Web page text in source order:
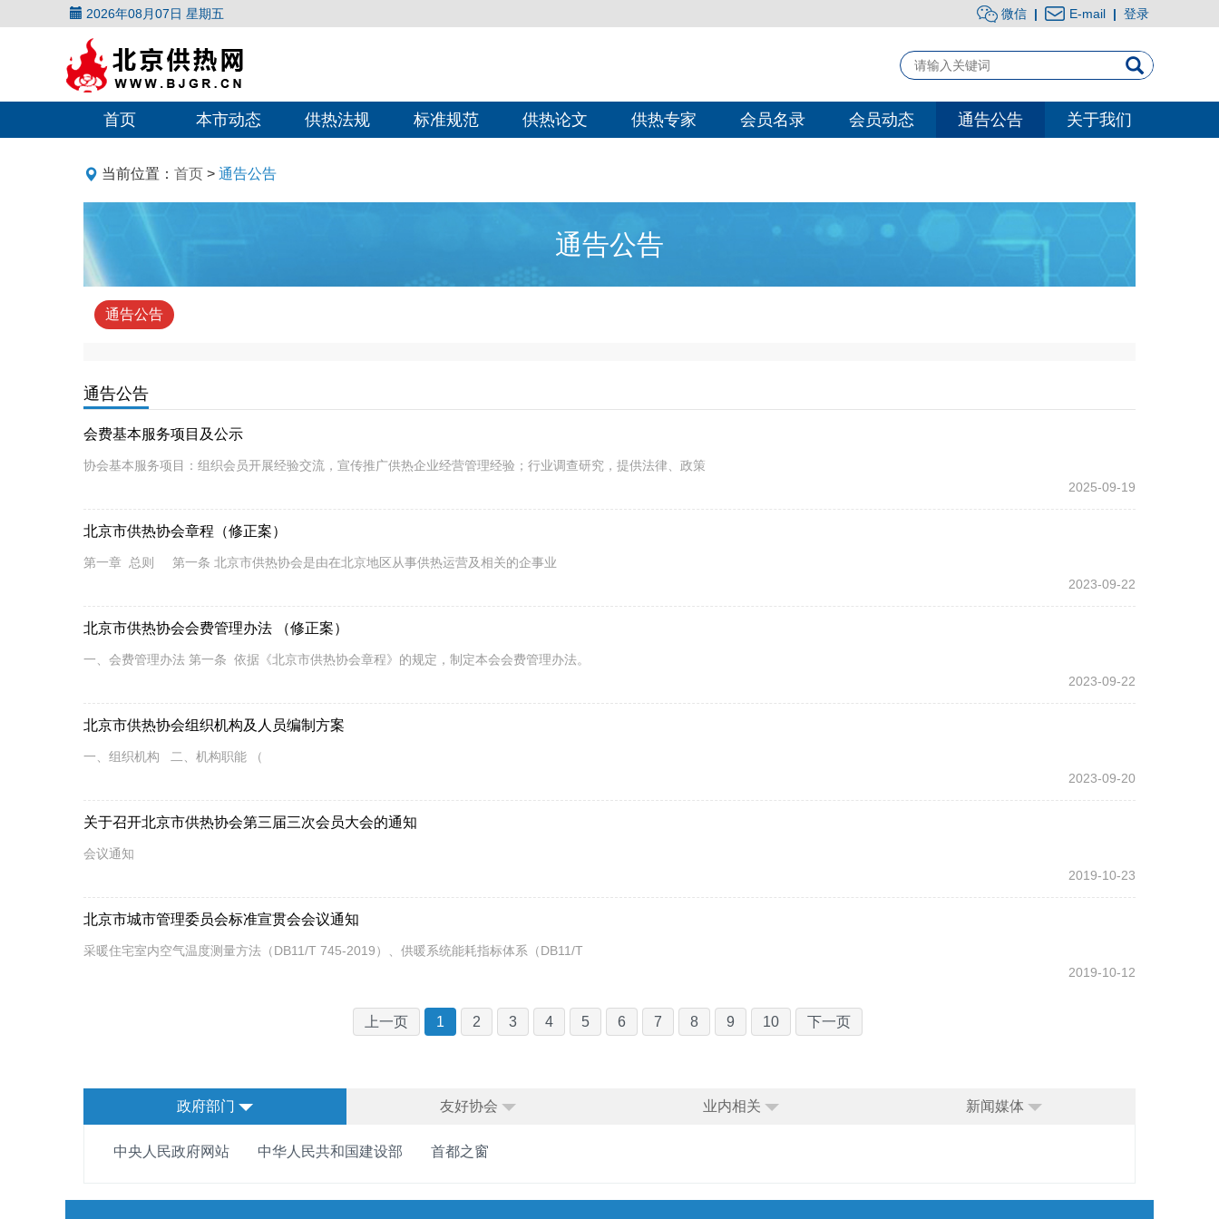
2026年08月07日 星期五 微信 | E-mail | 登录
首页 本市动态 供热法规 标准规范 供热论文 供热专家 会员名录 会员动态 通告公告 关于我们
当前位置： 首页 > 通告公告
通告公告
通告公告
通告公告
会费基本服务项目及公示
协会基本服务项目：组织会员开展经验交流，宣传推广供热企业经营管理经验；行业调查研究，提供法律、政策
2025-09-19
北京市供热协会章程（修正案）
第一章 总则 第一条 北京市供热协会是由在北京地区从事供热运营及相关的企事业
2023-09-22
北京市供热协会会费管理办法 （修正案）
一、会费管理办法 第一条 依据《北京市供热协会章程》的规定，制定本会会费管理办法。
2023-09-22
北京市供热协会组织机构及人员编制方案
一、组织机构 二、机构职能 （
2023-09-20
关于召开北京市供热协会第三届三次会员大会的通知
会议通知
2019-10-23
北京市城市管理委员会标准宣贯会会议通知
采暖住宅室内空气温度测量方法（DB11/T 745-2019）、供暖系统能耗指标体系（DB11/T
2019-10-12
上一页 1 2 3 4 5 6 7 8 9 10 下一页
政府部门 友好协会 业内相关 新闻媒体
中央人民政府网站 中华人民共和国建设部 首都之窗